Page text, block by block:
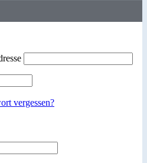
vergessen?